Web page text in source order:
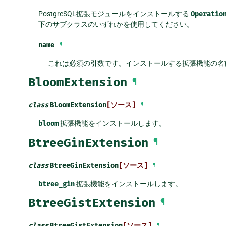
PostgreSQL拡張モジュールをインストールする
下のサブクラスのいずれかを使用してください。
name ¶
これは必須の引数です。インストールする拡張機能の
BloomExtension ¶
classBloomExtension [ソース] ¶
bloom拡張機能をインストールします。
BtreeGinExtension ¶
classBtreeGinExtension [ソース] ¶
btree_gin拡張機能をインストールします。
BtreeGistExtension ¶